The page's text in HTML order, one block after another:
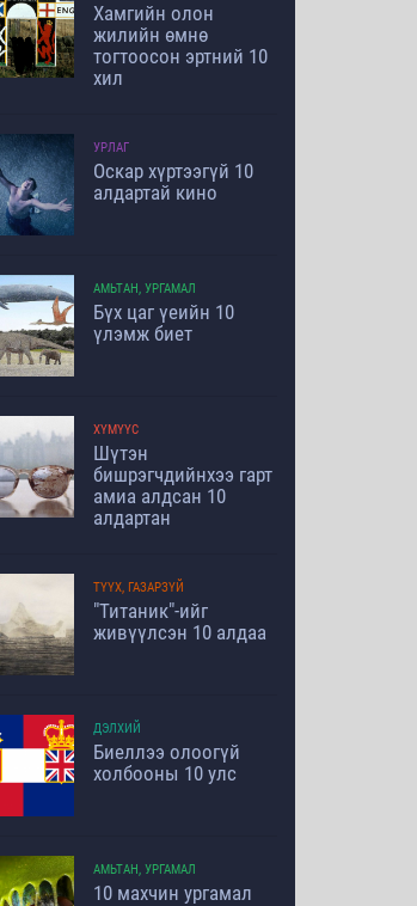
Хамгийн олон
жилийн өмнө
тогтоосон эртний 10
хил
УРЛАГ
Оскар хүртээгүй 10
алдартай кино
АМЬТАН, УРГАМАЛ
Бүх цаг үеийн 10
үлэмж биет
ХҮМҮҮС
Шүтэн
бишрэгчдийнхээ гарт
амиа алдсан 10
алдартан
ТҮҮХ, ГАЗАРЗҮЙ
"Титаник"-ийг
живүүлсэн 10 алдаа
ДЭЛХИЙ
Биеллээ олоогүй
холбооны 10 улс
АМЬТАН, УРГАМАЛ
10 махчин ургамал